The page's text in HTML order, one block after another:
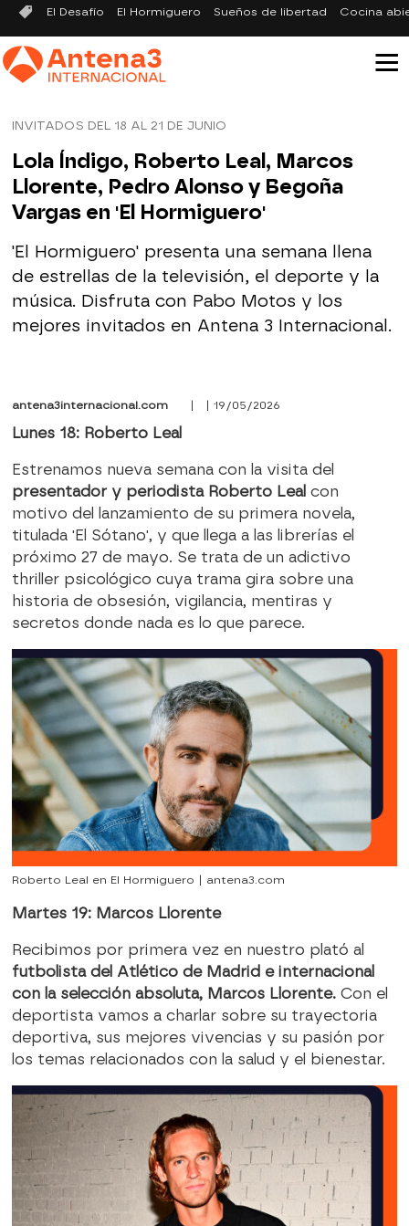
El Desafío El Hormiguero Sueños de libertad Cocina
INVITADOS DEL 18 AL 21 DE JUNIO
Lola Índigo, Roberto Leal, Marcos
Llorente, Pedro Alonso y Begoña
Vargas en 'El Hormiguero'
'El Hormiguero' presenta una semana llena
de estrellas de la televisión, el deporte y la
música. Disfruta con Pabo Motos y los
mejores invitados en Antena 3 Internacional.
antena3internacional.com | | 19/05/2026
Lunes 18: Roberto Leal
Estrenamos nueva semana con la visita del
presentador y periodista Roberto Leal con
motivo del lanzamiento de su primera novela,
titulada 'El Sótano', y que llega a las librerías el
próximo 27 de mayo. Se trata de un adictivo
thriller psicológico cuya trama gira sobre una
historia de obsesión, vigilancia, mentiras y
secretos donde nada es lo que parece.
Roberto Leal en El Hormiguero | antena3.com
Martes 19: Marcos Llorente
Recibimos por primera vez en nuestro plató al
futbolista del Atlético de Madrid e internacional
con la selección absoluta, Marcos Llorente.Con el
deportista vamos a charlar sobre su trayectoria
deportiva, sus mejores vivencias y su pasión por
los temas relacionados con la salud y el bienestar.